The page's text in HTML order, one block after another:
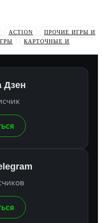
ACTION
ПРОЧИЕ ИГРЫ И
КАРТОЧНЫЕ И
Дзен